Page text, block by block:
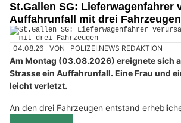
St.Gallen SG: Lieferwagenfahrer
Auffahrunfall mit drei Fahrzeugen
04.08.26 VON POLIZEI.NEWS REDAKTION
Am Montag (03.08.2026) ereignete sich
Strasse ein Auffahrunfall. Eine Frau und
leicht verletzt.
An den drei Fahrzeugen entstand